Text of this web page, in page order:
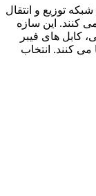
توزیع و انتقال
‌کنند. این سازه
کابل ‌های فیبر
می کنند. انتخاب